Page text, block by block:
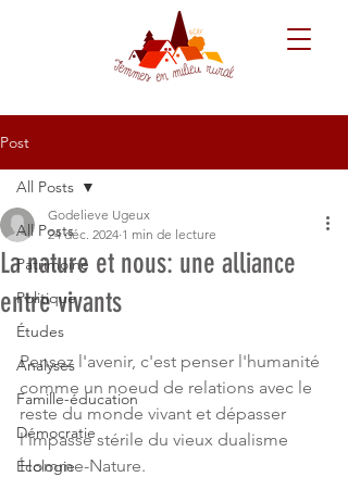
Post
All Posts
Patrimoine
Politique
Études
Analyses
Famille-éducation
Démocratie
Écologie
All Posts
La nature et nous: une alliance
entre vivants
Godelieve Ugeux
24 déc. 2024 1 min de lecture
Pensez l'avenir, c'est penser l'humanité
comme un noeud de relations avec le
reste du monde vivant et dépasser
l'impasse stérile du vieux dualisme
Homme-Nature.